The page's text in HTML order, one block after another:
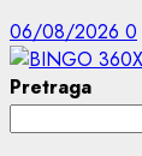
06/08/2026 0
Pretraga